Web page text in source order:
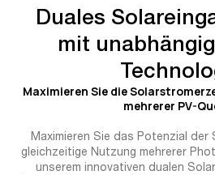
Duales
mit
Maximieren Sie die
mehrerer PV-
Maximieren Sie das Potenzial der
gleichzeitige Nutzung mehrerer
unserem innovativen dualen